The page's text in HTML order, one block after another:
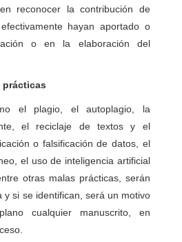
reconocer la contribución de
hayan aportado o
o en la elaboración del
prácticas
el plagio, el autoplagio, la
el reciclaje de textos y el
o falsificación de datos, el
el uso de inteligencia artificial
otras malas prácticas, serán
y si se identifican, será un motivo
cualquier manuscrito, en